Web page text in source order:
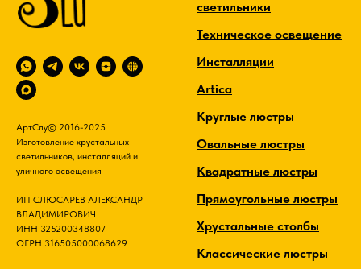
АртСлу© 2016-2025
Изготовление хрустальных
светильников, инсталляций и
уличного освещения
ИП СЛЮСАРЕВ АЛЕКСАНДР
ВЛАДИМИРОВИЧ
ИНН 325200348807
ОГРН 316505000068629
светильники
Техническое освещение
Инсталляции
Artica
Круглые люстры
Овальные люстры
Квадратные люстры
Прямоугольные люстры
Хрустальные столбы
Классические люстры